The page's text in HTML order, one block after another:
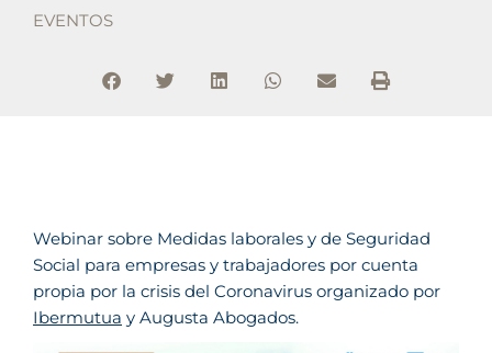
EVENTOS
Webinar sobre Medidas laborales y de Seguridad
Social para empresas y trabajadores por cuenta
propia por la crisis del Coronavirus organizado por
Ibermutua y Augusta Abogados.